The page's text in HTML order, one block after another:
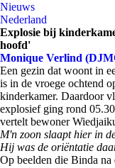
Nieuws
Nederland
Explosie bij
hoofd'
Monique Verlind
Een gezin dat woont in
is in de vroege ochtend
kinderkamer. Daardoor
explosief ging rond
vertelt bewoner
M'n zoon slaapt hier in
Hij was de oriëntatie
Op beelden die Binda na